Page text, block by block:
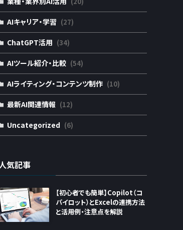
AIキャリア・学習 (27)
ChatGPT活用 (34)
AIツール紹介・比較 (54)
AIライティング・コンテンツ制作 (10)
最新AI関連情報 (12)
Uncategorized (6)
気記事
【初心者でも簡単】Copilot（コ
パイロット）とExcelの連携方法
と活用例・注意点を解説